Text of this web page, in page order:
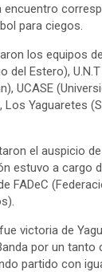
encuentro
para ciegos.
los equipos
del Estero),
UCASE
Los Yaguaretes
el auspicio
estuvo a cargo
FADeC
victoria de
por un tanto
partido con